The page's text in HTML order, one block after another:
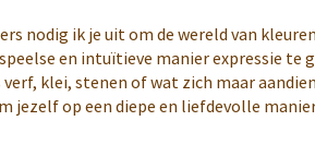
nodig ik je uit om de wereld van
en intuïtieve manier expressie te
klei, stenen of wat zich maar
jezelf op een diepe en liefdevolle